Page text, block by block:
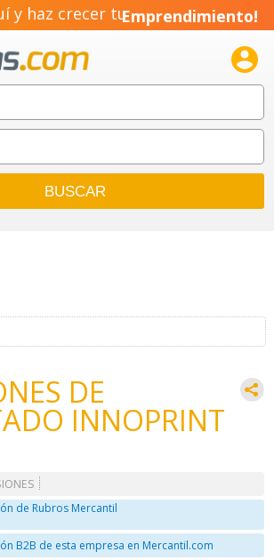
y haz crecer tuEmprendimiento!

DE
INNOPRINT
de Rubros Mercantil
B2B de esta empresa en Mercantil.com